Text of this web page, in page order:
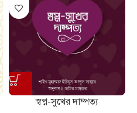
স্বপ্ন-সুখের দাম্পত্য